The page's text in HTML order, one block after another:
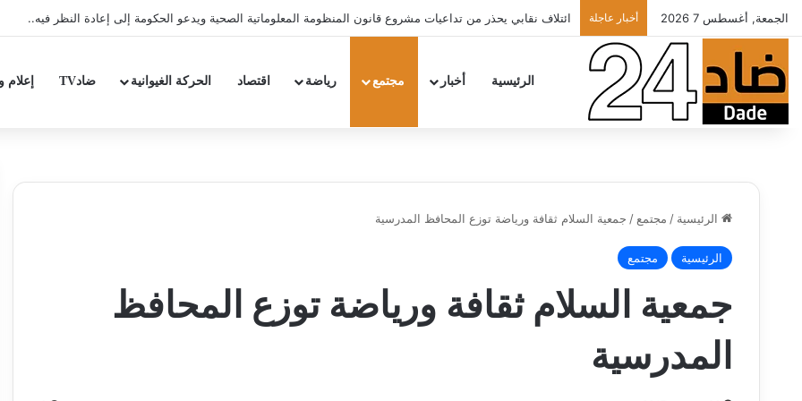
الجمعة, أغسطس 7 2026 أخبار عاجلة الأطباء الخواص يدعون أخنوش لتطبيق شعار الدولة الاجتماعية بتقليص كلفة العلاج على المرضى…
الرئيسية أخبار مجتمع رياضة اقتصاد الحركة الغيوانية ضادTV إعلام
الرئيسية / مجتمع / جمعية السلام ثقافة ورياضة توزع المحافظ المدرسية
الرئيسية مجتمع
جمعية السلام ثقافة ورياضة توزع المحافظ
المدرسية